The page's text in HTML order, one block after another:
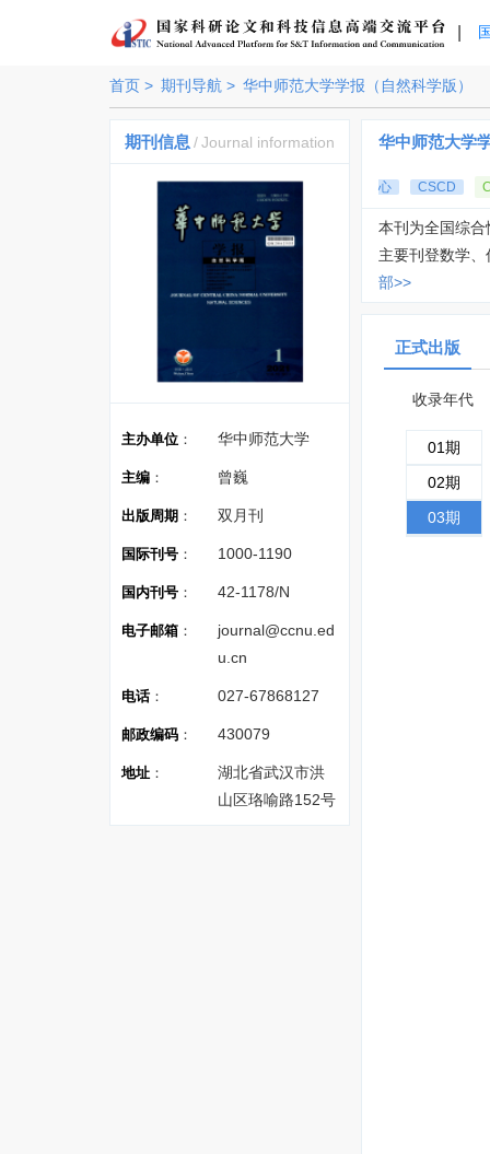
首页 > 期刊导航 > 华中师范大学学报（自然科学版）
期刊信息 /Journal information
主办单位 ： 华中师范大学
主编 ： 曾巍
出版周期 ： 双月刊
国际刊号 ： 1000-1190
国内刊号 ： 42-1178/N
电子邮箱 ：
journal@ccnu.ed
u.cn
电话 ： 027-67868127
邮政编码 ： 430079
地址 ：
湖北省武汉市洪
山区珞喻路152号
华中师范大学
心 CSCD
本刊为全国综
主要刊登数学
部>>
正式出版
收录年代
01期
02期
03期